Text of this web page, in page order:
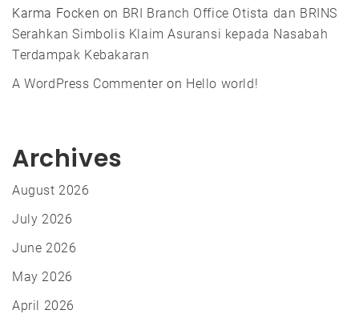
Karma Focken on BRI Branch Office Otista dan BRINS
Serahkan Simbolis Klaim Asuransi kepada Nasabah
Terdampak Kebakaran
A WordPress Commenteron Hello world!
Archives
August 2026
July 2026
June 2026
May 2026
April 2026